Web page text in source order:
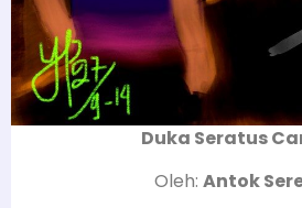
Duka Seratus
Oleh: Antok